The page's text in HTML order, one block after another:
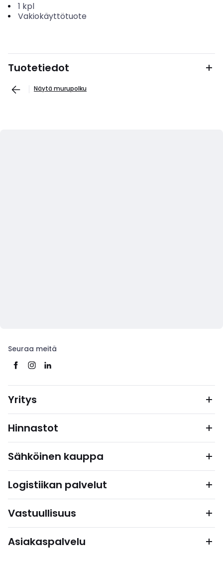
1 kpl
Vakiokäyttötuote
Tuotetiedot
Näytä murupolku
Seuraa meitä
Yritys
Hinnastot
Sähköinen kauppa
Logistiikan palvelut
Vastuullisuus
Asiakaspalvelu